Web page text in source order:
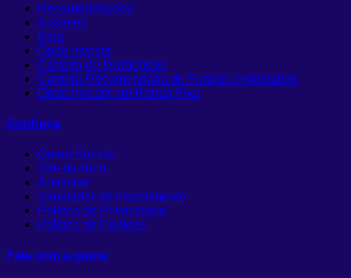
Recomendações
Análises
Blog
Onde Investir
Carteira de Dividendos
Carteira Recomendada de Fundos Imobiliários
Onde Investir em Renda Fixa
Conheça
Quem Somos
Site da Rico
Analistas
Simulador de investimento
Política de Privacidade
Política de Cookies
Fale com a gente